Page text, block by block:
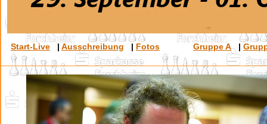
Start-Live | Ausschreibung | Fotos Gruppe A|